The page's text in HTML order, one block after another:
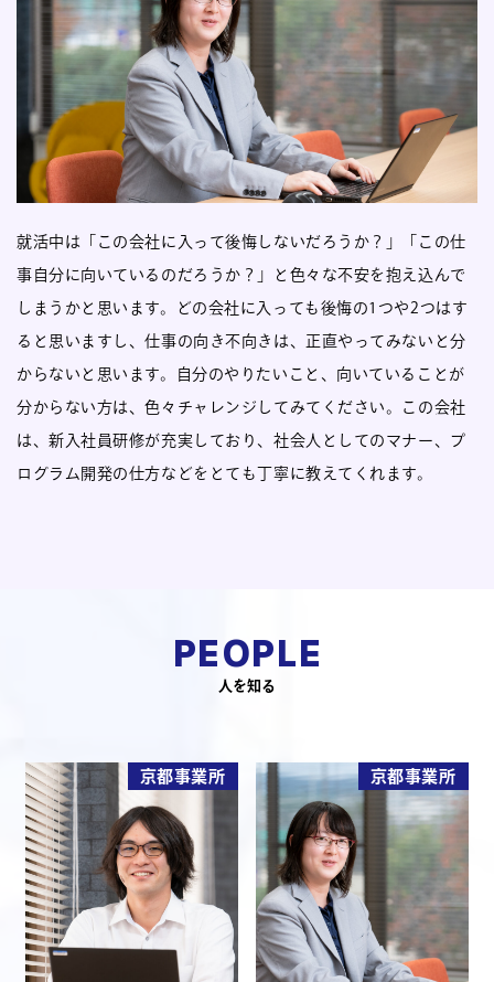
就活中は「この会社に入って後悔しないだろうか？」「この仕
事自分に向いているのだろうか？」と色々な不安を抱え込んで
しまうかと思います。どの会社に入っても後悔の1つや2つはす
ると思いますし、仕事の向き不向きは、正直やってみないと分
からないと思います。自分のやりたいこと、向いていることが
分からない方は、色々チャレンジしてみてください。この会社
は、新入社員研修が充実しており、社会人としてのマナー、プ
ログラム開発の仕方などをとても丁寧に教えてくれます。
PEOPLE
人を知る
京都事業所 京都事業所